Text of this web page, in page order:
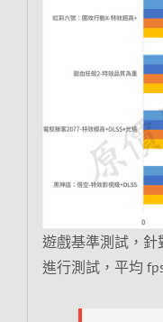
遊戲基準測試，針
進行測試，平均